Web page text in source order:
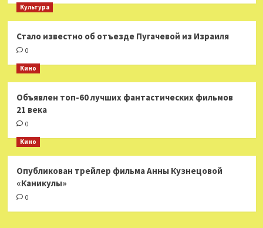
Культура
Стало известно об отъезде Пугачевой из Израиля
0
Кино
Объявлен топ-60 лучших фантастических фильмов
21 века
0
Кино
Опубликован трейлер фильма Анны Кузнецовой
«Каникулы»
0